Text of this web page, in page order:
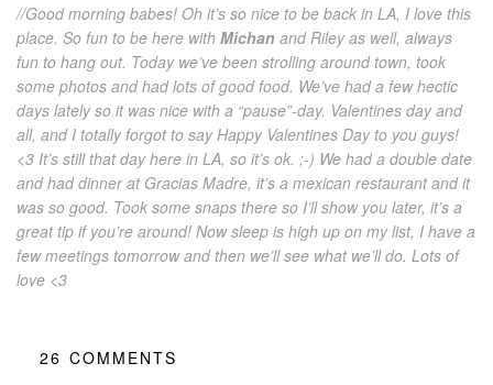
//Good morning babes! Oh it’s so nice to be back in LA, I love this
place. So fun to be here with Michan and Riley as well, always
fun to hang out. Today we’ve been strolling around town, took
some photos and had lots of good food. We’ve had a few hectic
days lately so it was nice with a “pause”-day. Valentines day and
all, and I totally forgot to say Happy Valentines Day to you guys!
<3 It’s still that day here in LA, so it’s ok. ;-) We had a double date
and had dinner at Gracias Madre, it’s a mexican restaurant and it
was so good. Took some snaps there so I’ll show you later, it’s a
great tip if you’re around! Now sleep is high up on my list, I have a
few meetings tomorrow and then we’ll see what we’ll do. Lots of
love <3
26 COMMENTS